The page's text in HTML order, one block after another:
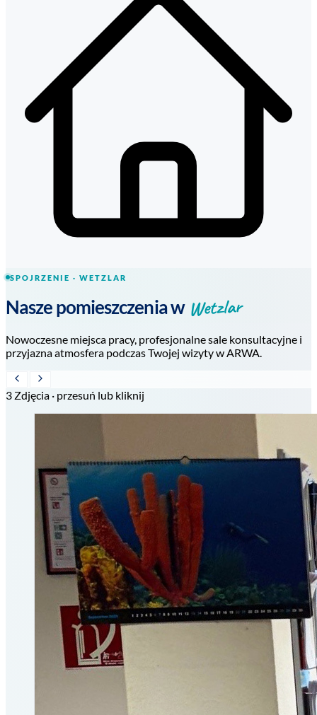
SPOJRZENIE · WETZLAR
Nasze pomieszczenia w Wetzlar
Nowoczesne miejsca pracy, profesjonalne sale konsultacyjne i
przyjazna atmosfera podczas Twojej wizyty w ARWA.
3 Zdjęcia · przesuń lub kliknij